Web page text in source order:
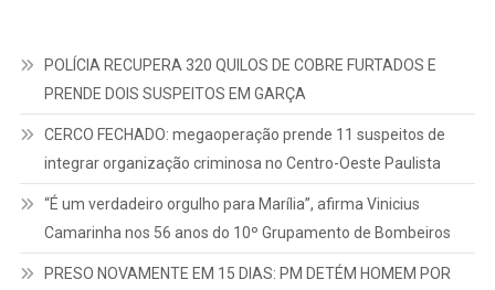
POLÍCIA RECUPERA 320 QUILOS DE COBRE FURTADOS E
PRENDE DOIS SUSPEITOS EM GARÇA
CERCO FECHADO: megaoperação prende 11 suspeitos de
integrar organização criminosa no Centro-Oeste Paulista
“É um verdadeiro orgulho para Marília”, afirma Vinicius
Camarinha nos 56 anos do 10º Grupamento de Bombeiros
PRESO NOVAMENTE EM 15 DIAS: PM DETÉM HOMEM POR